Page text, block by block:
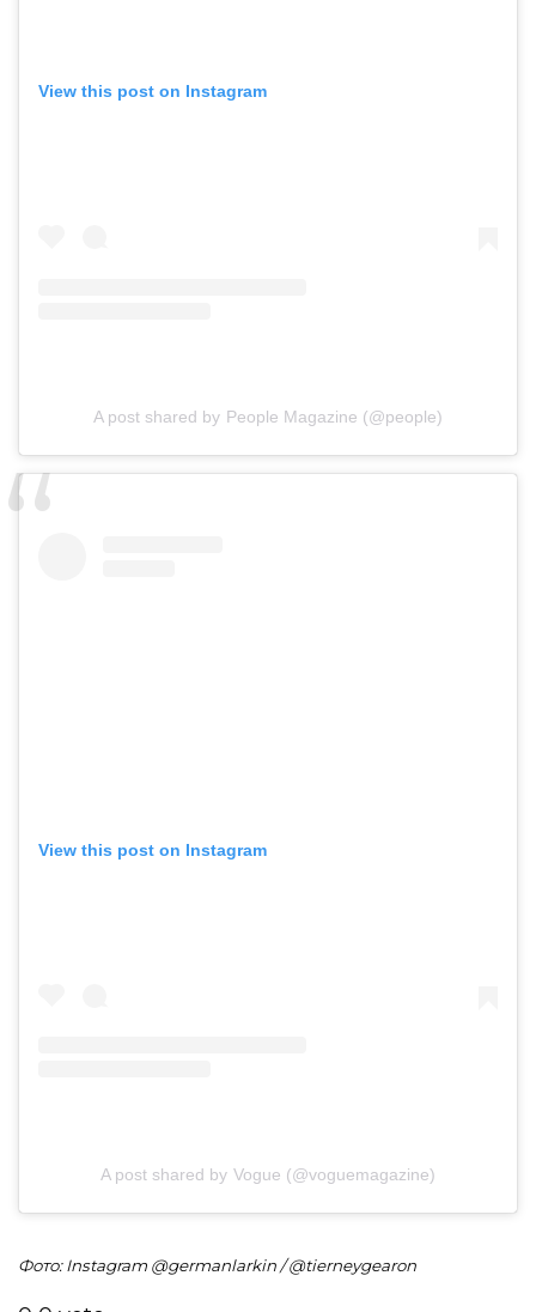
View this post on Instagram
A post shared by People Magazine (@people)
View this post on Instagram
A post shared by Vogue (@voguemagazine)
Фото: Instagram @germanlarkin / @tierneygearon